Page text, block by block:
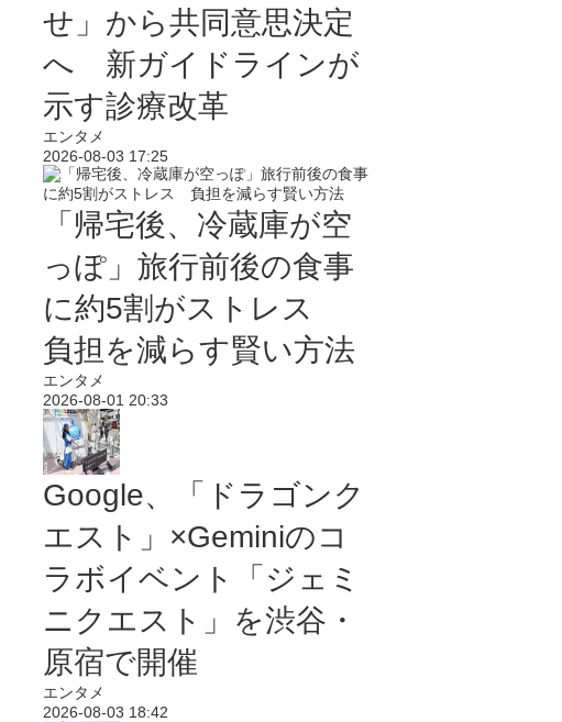
せ」から共同意思決定
へ 新ガイドラインが
示す診療改革
エンタメ
2026-08-03 17:25
「帰宅後、冷蔵庫が空
っぽ」旅行前後の食事
に約5割がストレス
負担を減らす賢い方法
エンタメ
2026-08-01 20:33
Google、「ドラゴンク
エスト」×Geminiのコ
ラボイベント「ジェミ
ニクエスト」を渋谷・
原宿で開催
エンタメ
2026-08-03 18:42